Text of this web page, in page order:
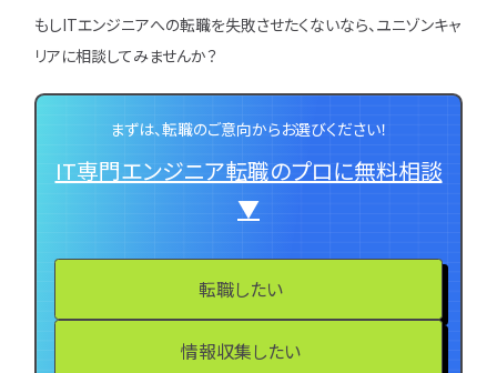
もしITエンジニアへの転職を失敗させたくないなら、ユニゾンキャ
リアに相談してみませんか？
まずは、転職のご意向からお選びください！
IT専門エンジニア転職のプロに無料相談
▼
転職したい
情報収集したい